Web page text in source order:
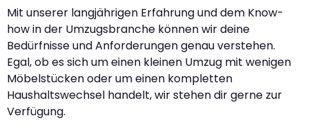
Mit unserer langjährigen Erfahrung und dem Know-
how in der Umzugsbranche können wir deine
Bedürfnisse und Anforderungen genau verstehen.
Egal, ob es sich um einen kleinen Umzug mit wenigen
Möbelstücken oder um einen kompletten
Haushaltswechsel handelt, wir stehen dir gerne zur
Verfügung.